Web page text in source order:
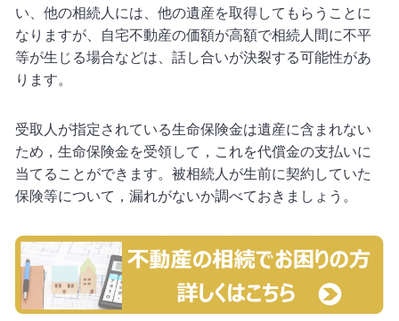
い、他の相続人には、他の遺産を取得してもらうことに
なりますが、自宅不動産の価額が高額で相続人間に不平
等が生じる場合などは、話し合いが決裂する可能性があ
ります。
受取人が指定されている生命保険金は遺産に含まれない
ため，生命保険金を受領して，これを代償金の支払いに
当てることができます。被相続人が生前に契約していた
保険等について，漏れがないか調べておきましょう。